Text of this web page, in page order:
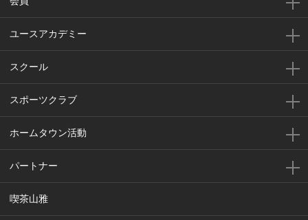
ユースアカデミー
スクール
スポーツクラブ
ホームタウン活動
パートナー
喫茶山雅